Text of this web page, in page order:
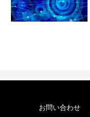
お問い合わせ